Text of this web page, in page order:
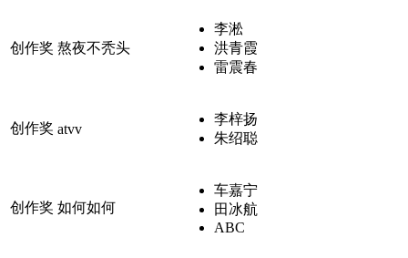
创作奖 熬夜不秃头
李淞
洪青霞
雷震春
创作奖 atvv
李梓扬
朱绍聪
创作奖 如何如何
车嘉宁
田冰航
ABC